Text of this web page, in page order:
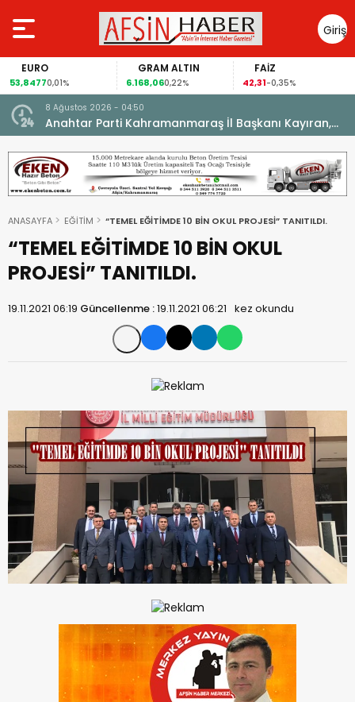
Giriş
Yap
EURO
53,84770,01%
GRAM ALTIN
6.168,060,22%
FAİZ
42,31-0,35%
8 Ağustos 2026 - 04:50
Anahtar Parti Kahramanmaraş İl Başkanı Kayıran,
Afşin Teşkilatı ile buluştu.
ANASAYFA EĞİTİM “TEMEL EĞİTİMDE 10 BİN OKUL PROJESİ” TANITILDI.
“TEMEL EĞİTİMDE 10 BİN OKUL
PROJESİ” TANITILDI.
19.11.2021 06:19 Güncellenme :19.11.2021 06:21 kez okundu